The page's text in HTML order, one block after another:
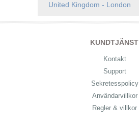
United Kingdom - London
KUNDTJÄNST
Kontakt
Support
Sekretesspolicy
Användarvillkor
Regler & villkor